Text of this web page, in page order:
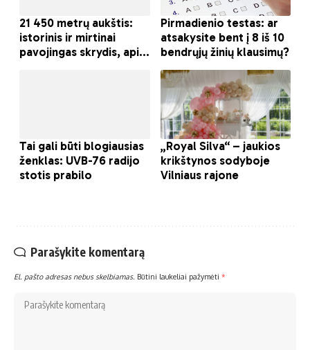
Parašykite komentarą
El. pašto adresas nebus skelbiamas. Būtini laukeliai pažymėti *